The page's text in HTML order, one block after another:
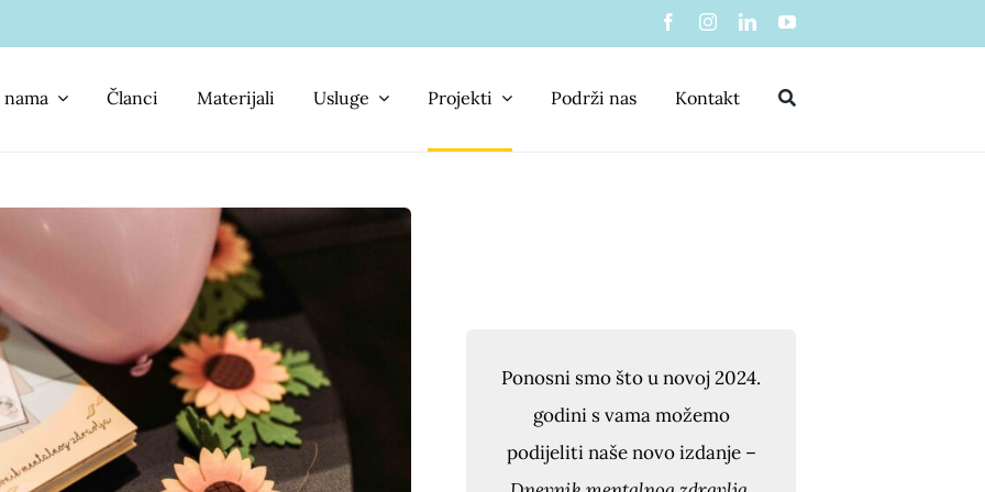
nama Članci Materijali Usluge Projekti Podrži nas Kontakt
Ponosni smo što u novoj 2024.
godini s vama možemo
podijeliti naše novo izdanje –